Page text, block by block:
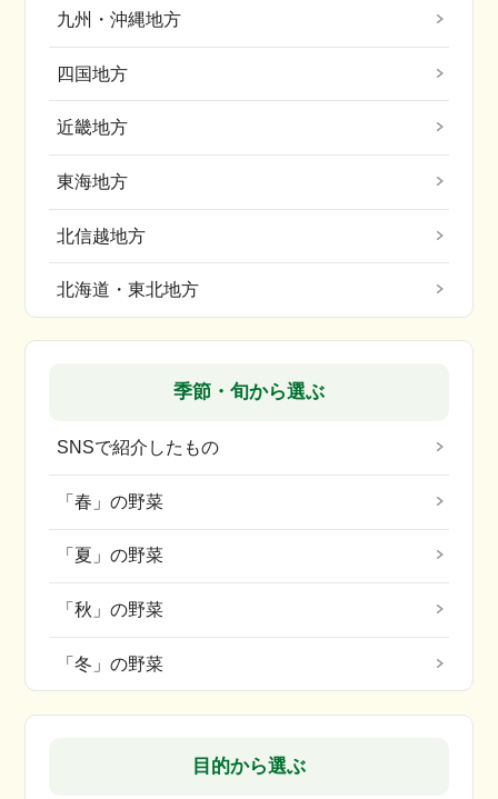
九州・沖縄地方
四国地方
近畿地方
東海地方
北信越地方
北海道・東北地方
季節・旬から選ぶ
SNSで紹介したもの
「春」の野菜
「夏」の野菜
「秋」の野菜
「冬」の野菜
目的から選ぶ